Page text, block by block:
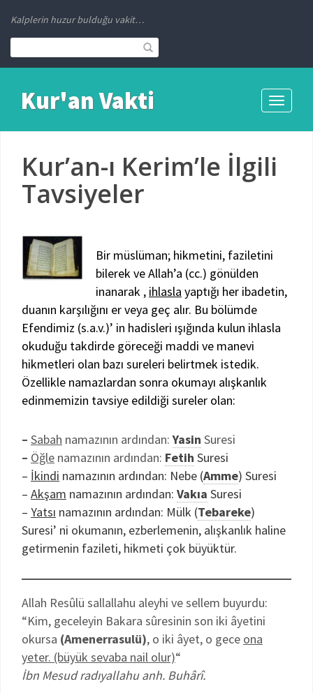
Kalplerin huzur bulduğu vakit…
Toggle
Kur'an Vakti
Kur’an-ı Kerim’le İlgili
Tavsiyeler
Bir müslüman; hikmetini, faziletini
bilerek ve Allah’a (cc.) gönülden
inanarak , ihlasla yaptığı her ibadetin,
duanın karşılığını er veya geç alır. Bu bölümde
Efendimiz (s.a.v.)’ in hadisleri ışığında kulun ihlasla
okuduğu takdirde göreceği maddi ve manevi
hikmetleri olan bazı sureleri belirtmek istedik.
Özellikle namazlardan sonra okumayı alışkanlık
edinmemizin tavsiye edildiği sureler olan:
– Sabah namazının ardından:Yasin Suresi
– Öğle namazının ardından: Fetih Suresi
– İkindi namazının ardından: Nebe (Amme) Suresi
– Akşam namazının ardından: Vakıa Suresi
– Yatsı namazının ardından: Mülk (Tebareke)
Suresi’ ni okumanın, ezberlemenin, alışkanlık haline
getirmenin fazileti, hikmeti çok büyüktür.
Allah Resûlü sallallahu aleyhi ve sellem buyurdu:
“Kim, geceleyin Bakara sûresinin son iki âyetini
okursa (Amenerrasulü), o iki âyet, o gece ona
yeter. (büyük sevaba nail olur)“
İbn Mesud radıyallahu anh. Buhârî.